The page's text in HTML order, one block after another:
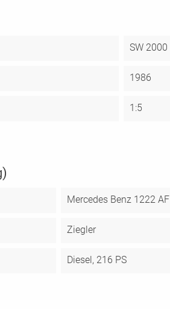
SW 2000
1986
1:5
Mercedes Benz 1222 AF
Ziegler
Diesel, 216 PS